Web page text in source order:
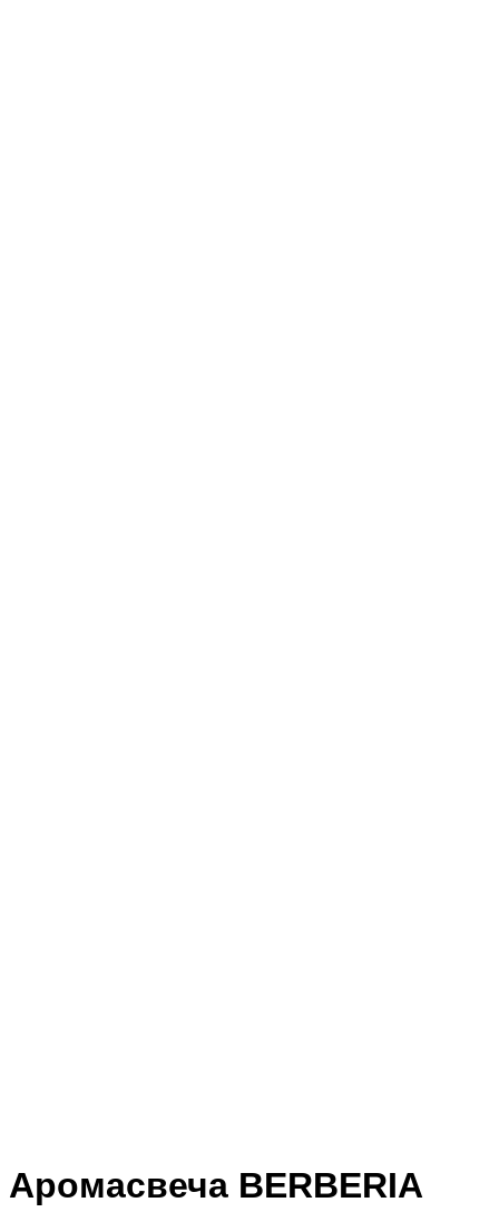
Аромасвеча BERBERIA